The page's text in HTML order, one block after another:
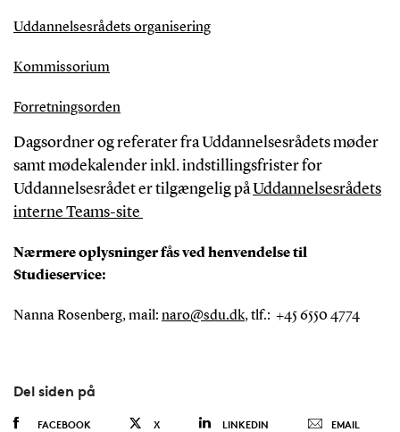
Uddannelsesrådets organisering
Kommissorium
Forretningsorden
Dagsordner og referater fra Uddannelsesrådets møder
samt mødekalender inkl. indstillingsfrister for
Uddannelsesrådet er tilgængelig på Uddannelsesrådets
interne Teams-site
Nærmere oplysninger fås ved henvendelse til
Studieservice:
Nanna Rosenberg, mail: naro@sdu.dk, tlf.: +45 6550 4774
Del siden på
FACEBOOK X LINKEDIN EMAIL